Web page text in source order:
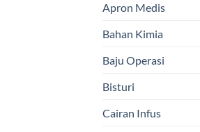
Apron Medis
Bahan Kimia
Baju Operasi
Bisturi
Cairan Infus